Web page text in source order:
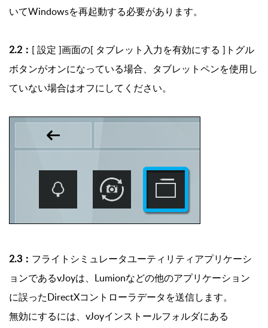
いてWindowsを再起動する必要があります。
2.2： [ 設定 ]画面の[ タブレット入力を有効にする ]トグル
ボタンがオンになっている場合、タブレットペンを使用し
ていない場合はオフにしてください。
2.3： フライトシミュレータユーティリティアプリケーシ
ョンであるvJoyは、Lumionなどの他のアプリケーション
に誤ったDirectXコントローラデータを送信します。
無効にするには、vJoyインストールフォルダにある